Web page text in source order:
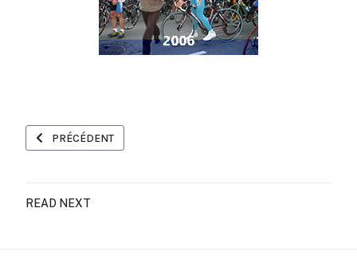
READ NEXT
ARTICLE PRÉCÉDENT : PHOTOS RANDO AU PAYS DES ALOUETTES
PRÉCÉDENT